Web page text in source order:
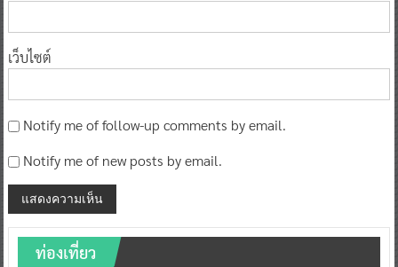
เว็บไซต์
Notify me of follow-up comments by email.
Notify me of new posts by email.
ท่องเที่ยว